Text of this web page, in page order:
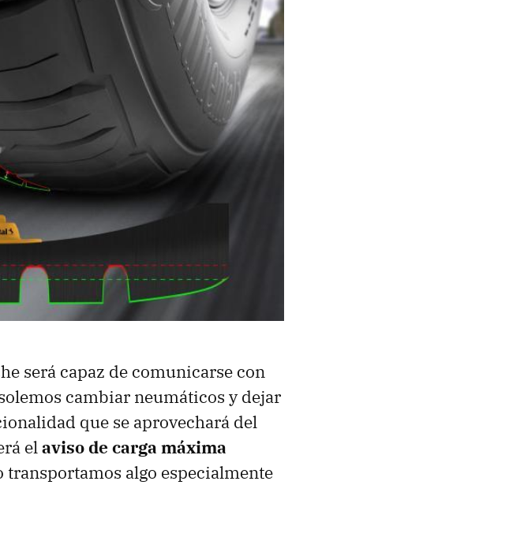
será capaz de comunicarse con
cambiar neumáticos y dejar
que se aprovechará del
elaviso de carga máxima
transportamos algo especialmente